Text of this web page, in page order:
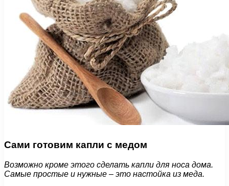
Сами готовим капли с медом
Возможно кроме этого сделать капли для носа дома.
Самые простые и нужные – это настойка из меда.